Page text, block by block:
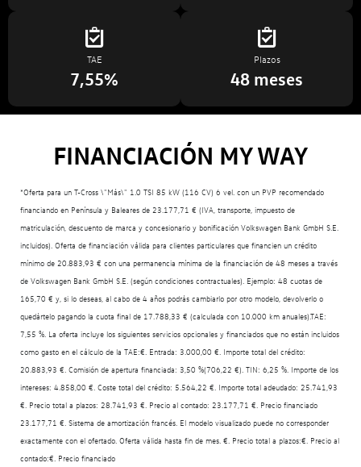
TAE
7,55%
Plazos
48 meses
FINANCIACIÓN MY WAY
*Oferta para un T-Cross \"Más\" 1.0 TSI 85 kW (116 CV) 6 vel. con un PVP recomendado
financiando en Península y Baleares de 23.177,71 € (IVA, transporte, impuesto de
matriculación, descuento de marca y concesionario y bonificación Volkswagen Bank GmbH S.E.
incluidos). Oferta de financiación válida para clientes particulares que financien un crédito
mínimo de 20.883,93 € con una permanencia mínima de la financiación de 48 meses a través
de Volkswagen Bank GmbH S.E. (según condiciones contractuales). Ejemplo: 48 cuotas de
165,70 € y, si lo deseas, al cabo de 4 años podrás cambiarlo por otro modelo, devolverlo o
quedártelo pagando la cuota final de 17.788,33 € (calculada con 10.000 km anuales).TAE:
7,55 %. La oferta incluye los siguientes servicios opcionales y financiados que no están incluidos
como gasto en el cálculo de la TAE:€. Entrada: 3.000,00 €. Importe total del crédito:
20.883,93 €. Comisión de apertura financiada: 3,50 %(706,22 €). TIN: 6,25 %. Importe de los
intereses: 4.858,00 €. Coste total del crédito: 5.564,22 €. Importe total adeudado: 25.741,93
€. Precio total a plazos: 28.741,93 €. Precio al contado: 23.177,71 €. Precio financiado
23.177,71 €. Sistema de amortización francés. El modelo visualizado puede no corresponder
exactamente con el ofertado. Oferta válida hasta fin de mes. €. Precio total a plazos:€. Precio al
contado:€. Precio financiado